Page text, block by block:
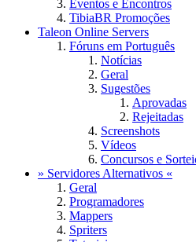
Eventos e Encontros
TibiaBR Promoções
Taleon Online Servers
Fóruns em Português
Notícias
Geral
Sugestões
Aprovadas
Rejeitadas
Screenshots
Vídeos
Concursos e
» Servidores Alternativos «
Geral
Programadores
Mappers
Spriters